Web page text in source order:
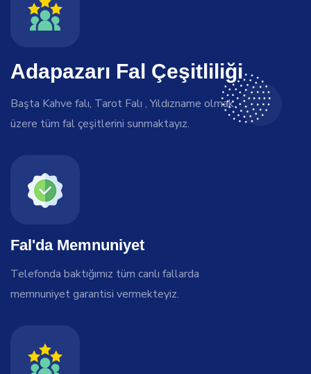
Adapazarı Fal Çeşitliliği
Başta Kahve falı, Tarot Falı , Yıldızname olmak
üzere tüm fal çeşitlerini sunmaktayız.
Fal'da Memnuniyet
Telefonda baktığımız tüm canlı fallarda
memnuniyet garantisi vermekteyiz.